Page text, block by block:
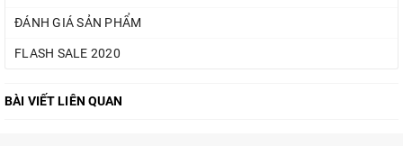
ĐÁNH GIÁ SẢN PHẨM
FLASH SALE 2020
BÀI VIẾT LIÊN QUAN